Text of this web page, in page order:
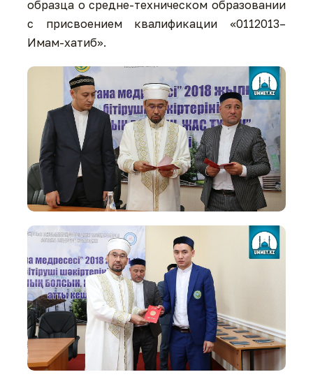
образца о средне-техническом образовании
с присвоением квалификации «0112013–
Имам-хатиб».